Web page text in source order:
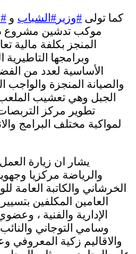
كما تولى #وزير #الشباب و
موكب تدشين مشروع
وبرامجها التاطيرية
الأساسية لعدد من
والصيانة المنجزة
الجبل وهي تعشيب الملعب
تطوير مركز
لمواكبة مختلف البرامج
يشار ان زيارة
والرياضة مركزيا
الخرشاني والكاتبة العامة
العامين المكلفين
الإدارية والفنية ،
وسامي التوجاني
والاقاليم زكية المعروفي